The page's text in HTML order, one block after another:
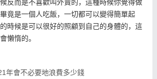
反而是不喜歡叫外賣的，這種時候你覺得做
竟是一個人吃飯，一切都可以變得簡單起
時候是可以很好的照顧到自己的身體的，這
懶惰的。
年會不必要地浪費多少錢